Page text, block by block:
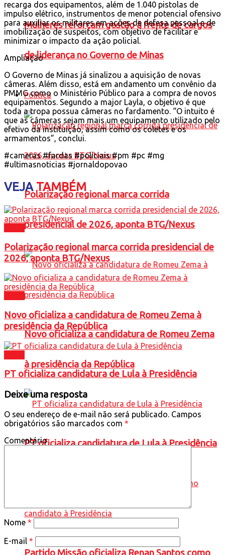
Mulheres reforçam gestão à frente de cargos
de liderança no Governo de Minas
Política
Polarização regional marca corrida
presidencial de 2026, aponta BTG/Nexus
Novo oficializa a candidatura de Romeu Zema
à presidência da República
PT oficializa candidatura de Lula à Presidência
Partido Missão oficializa Renan Santos como
recarga dos equipamentos, além de 1.040 pistolas de
impulso elétrico, instrumentos de menor potencial ofensivo
para auxiliar os militares em ações de defesa pessoal e de
imobilização de suspeitos, com objetivo de facilitar e
minimizar o impacto da ação policial.
Ampliação
O Governo de Minas já sinalizou a aquisição de novas
câmeras. Além disso, está em andamento um convênio da
PMMG como o Ministério Público para a compra de novos
equipamentos. Segundo a major Layla, o objetivo é que
toda a tropa possua câmeras no fardamento. “O intuito é
que as câmeras sejam mais um equipamento utilizado pelo
efetivo da instituição, assim como os coletes e os
armamentos”, conclui.
#cameras #fardas #policiais #pm #pc #mg
#ultimasnoticias #jornaldopovao
VEJATAMBÉM
Polarização regional marca corrida presidencial de
2026, aponta BTG/Nexus
Novo oficializa a candidatura de Romeu Zema à
presidência da República
PT oficializa candidatura de Lula à Presidência
Deixe uma resposta
O seu endereço de e-mail não será publicado. Campos
obrigatórios são marcados com *
Comentário
Nome *
E-mail *